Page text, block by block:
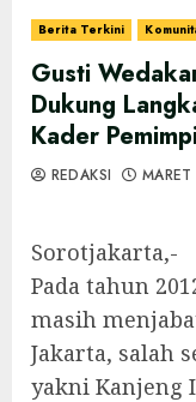
Berita Terkini
Gusti
Dukung
Kader
REDAKSI
Sorotjakarta,-
Pada tahun
masih
Jakarta, salah
yakni Kanjeng